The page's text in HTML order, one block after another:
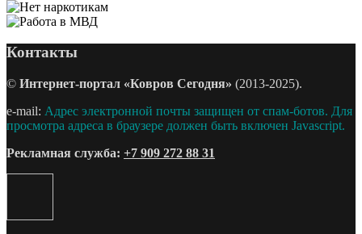
Контакты
© Интернет-портал «Ковров Сегодня» (2013-2025).
e-mail: Адрес электронной почты защищен от спам-ботов. Для
просмотра адреса в браузере должен быть включен Javascript.
Рекламная служба: +7 909 272 88 31